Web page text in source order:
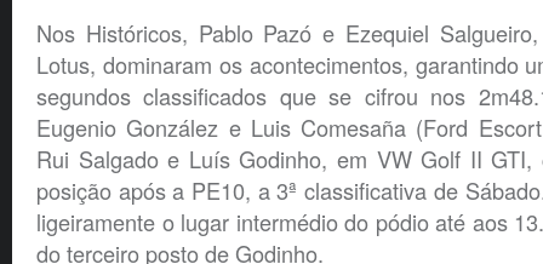
Nos Históricos, Pablo Pazó e Ezequiel
Lotus, dominaram os acontecimentos, garantindo
segundos classificados que se cifrou nos
Eugenio González e Luis Comesaña (Ford
Rui Salgado e Luís Godinho, em VW Golf II GTI,
posição após a PE10, a 3ª classificativa de
ligeiramente o lugar intermédio do pódio até aos
do terceiro posto de Godinho.